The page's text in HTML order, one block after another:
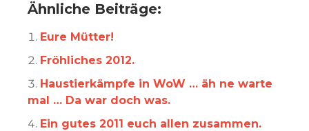
Ähnliche Beiträge:
Eure Mütter!
Fröhliches 2012.
Haustierkämpfe in WoW … äh ne warte
mal … Da war doch was.
Ein gutes 2011 euch allen zusammen.